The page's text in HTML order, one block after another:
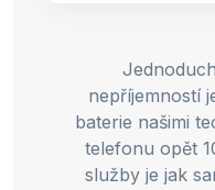
nepříjemností
baterie našimi
telefonu opět
služby je jak